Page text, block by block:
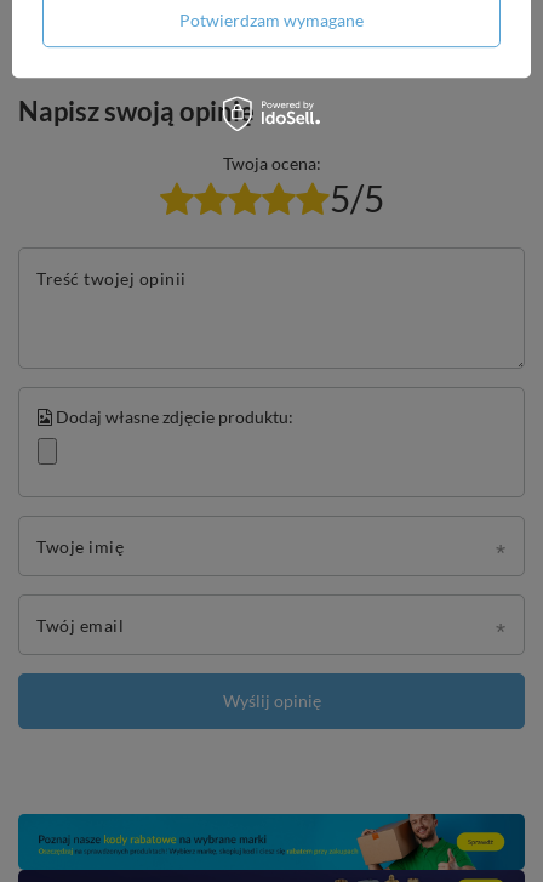
Napisz swoją opinię
Twoja ocena:
5/5
Treść twojej opinii
Dodaj własne zdjęcie produktu:
Twoje imię
Twój email
Wyślij opinię
Potwierdzam wymagane